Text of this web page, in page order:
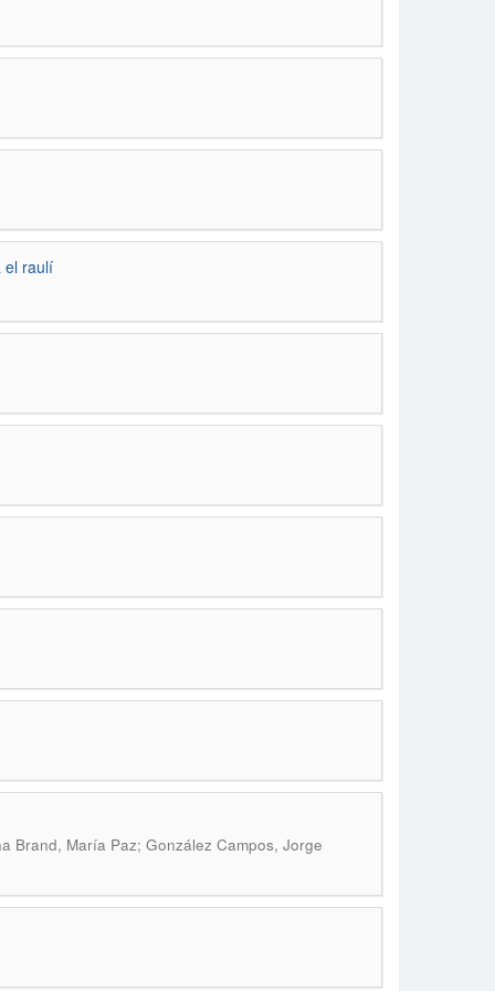
el raulí
Brand, María Paz; González Campos, Jorge